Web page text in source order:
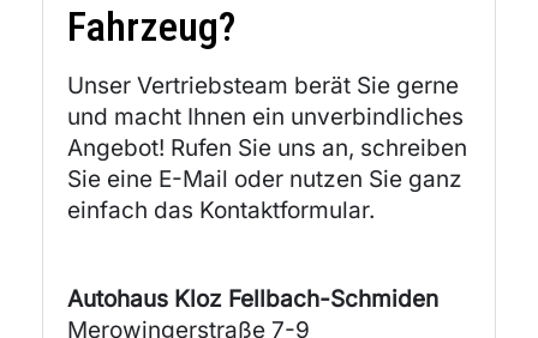
Fahrzeug?
Unser Vertriebsteam berät Sie gerne
und macht Ihnen ein unverbindliches
Angebot! Rufen Sie uns an, schreiben
Sie eine E-Mail oder nutzen Sie ganz
einfach das Kontaktformular.
Autohaus Kloz Fellbach-Schmiden
Merowingerstraße 7-9